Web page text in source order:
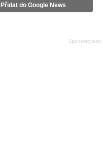
Přidat do Google News